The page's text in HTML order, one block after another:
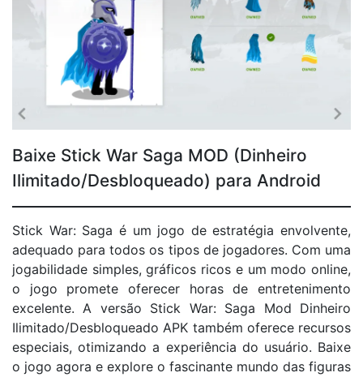
Baixe Stick War Saga MOD (Dinheiro
Ilimitado/Desbloqueado) para Android
Stick War: Saga é um jogo de estratégia envolvente,
adequado para todos os tipos de jogadores. Com uma
jogabilidade simples, gráficos ricos e um modo online,
o jogo promete oferecer horas de entretenimento
excelente. A versão Stick War: Saga Mod Dinheiro
Ilimitado/Desbloqueado APK também oferece recursos
especiais, otimizando a experiência do usuário. Baixe
o jogo agora e explore o fascinante mundo das figuras